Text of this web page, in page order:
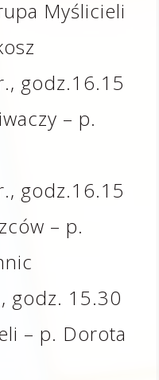
Myślicieli
godz.16.15
– p.
godz.16.15
– p.
godz. 15.30
– p. Dorota